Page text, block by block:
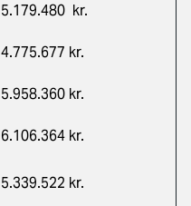
5.179.480 kr.
4.775.677 kr.
5.958.360 kr.
6.106.364 kr.
5.339.522 kr.